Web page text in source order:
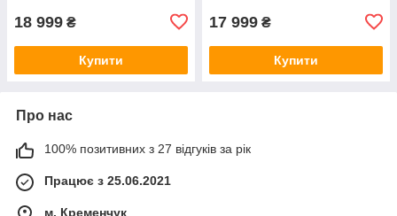
18 999 ₴
Купити
17 999 ₴
Купити
Про нас
100% позитивних з 27 відгуків за рік
Працює з 25.06.2021
м. Кременчук